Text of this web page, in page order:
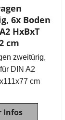
6x Boden
HxBxT
cm
zweitürig,
DIN A2
cm
Infos